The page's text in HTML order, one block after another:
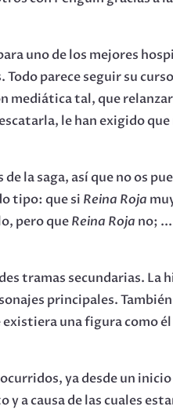
uno de los mejores
parece seguir su
mediática tal, que
le han exigido
la saga, así que no os
tipo: que si Reina Roja
pero queReina Roja no;
tramas secundarias. La
principales.
una figura como
ya desde un
y a causa de las cuales